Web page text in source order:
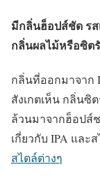
มีกลิ่นฮ็อปส์ชัด ร
กลิ่นผลไม้หรือซิต
กลิ่นที่ออกมาจาก
สังเกตเห็น กลิ่นซิ
ล้วนมาจากฮ็อปส์
เกี่ยวกับ IPA และ
สไตล์ต่างๆ